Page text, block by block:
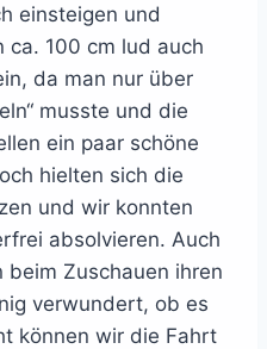
einsteigen und
ca. 100 cm lud auch
da man nur über
musste und die
ein paar schöne
hielten sich die
und wir konnten
absolvieren. Auch
beim Zuschauen ihren
verwundert, ob es
können wir die Fahrt